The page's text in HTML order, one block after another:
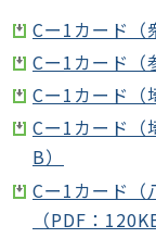
Cー1カード（
Cー1カード（
Cー1カード（
Cー1カード
B）
Cー1カード（
（PDF：